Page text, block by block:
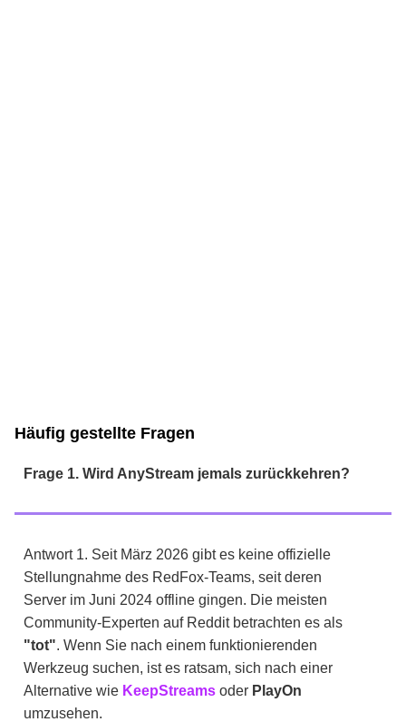
Häufig gestellte Fragen
Frage 1. Wird AnyStream jemals zurückkehren?
Antwort 1. Seit März 2026 gibt es keine offizielle
Stellungnahme des RedFox-Teams, seit deren
Server im Juni 2024 offline gingen. Die meisten
Community-Experten auf Reddit betrachten es als
"tot". Wenn Sie nach einem funktionierenden
Werkzeug suchen, ist es ratsam, sich nach einer
Alternative wie KeepStreams oder PlayOn
umzusehen.